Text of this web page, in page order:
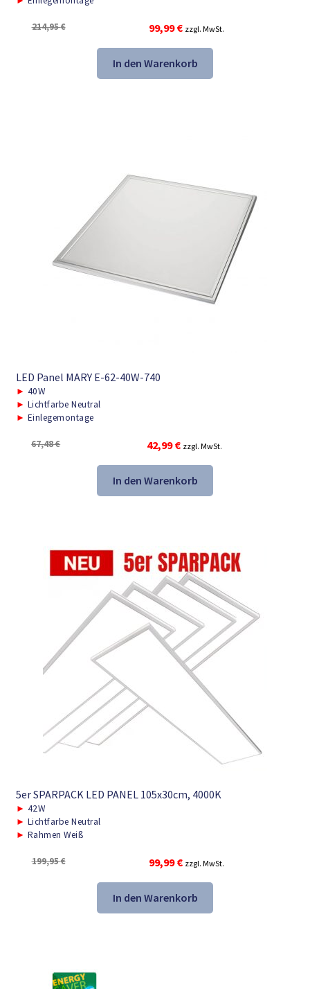
214,95€
Ursprünglicher
Preis
war:
214,95 €
99,99€Aktueller
Preis
ist:
99,99 €.
zzgl. MwSt.
In den Warenkorb
LED Panel MARY E-62-40W-740
► 40W
► Lichtfarbe Neutral
► Einlegemontage
67,48€
Ursprünglicher
Preis
war:
67,48 €
42,99€Aktueller
Preis
ist:
42,99 €.
zzgl. MwSt.
In den Warenkorb
5er SPARPACK LED PANEL 105x30cm, 4000K
► 42W
► Lichtfarbe Neutral
► Rahmen Weiß
199,95€
Ursprünglicher
Preis
war:
199,95 €
99,99€Aktueller
Preis
ist:
99,99 €.
zzgl. MwSt.
In den Warenkorb